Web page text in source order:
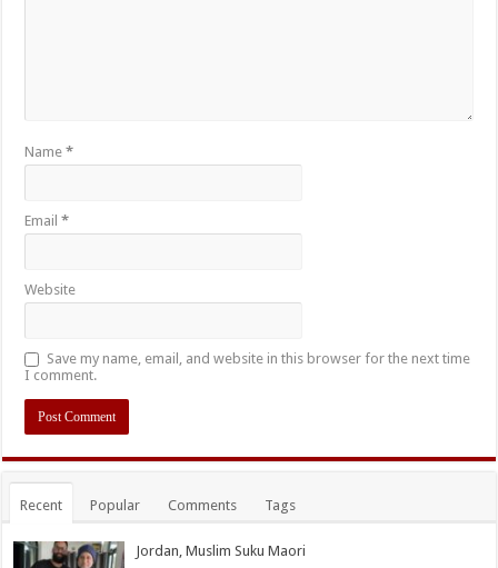
Name*
Email*
Website
Save my name, email, and website in this browser for the next time
I comment.
Recent Popular Comments Tags
Jordan, Muslim Suku Maori